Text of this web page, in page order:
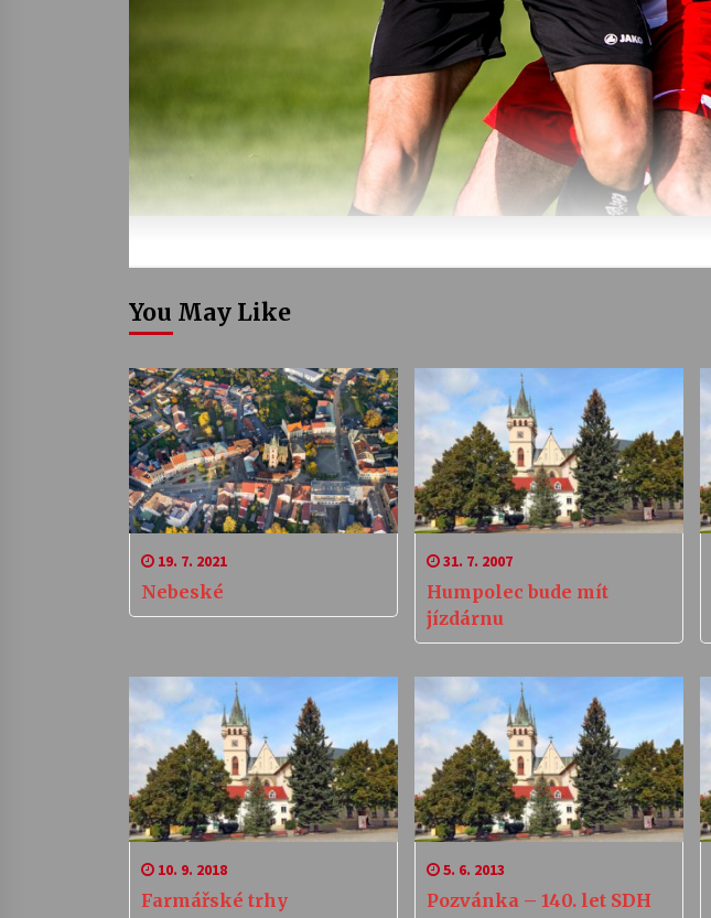
You May Like
19. 7. 2021
Nebeské
31. 7. 2007
Humpolec bude mít
jízdárnu
10. 9. 2018
Farmářské trhy
5. 6. 2013
Pozvánka – 140. let SDH